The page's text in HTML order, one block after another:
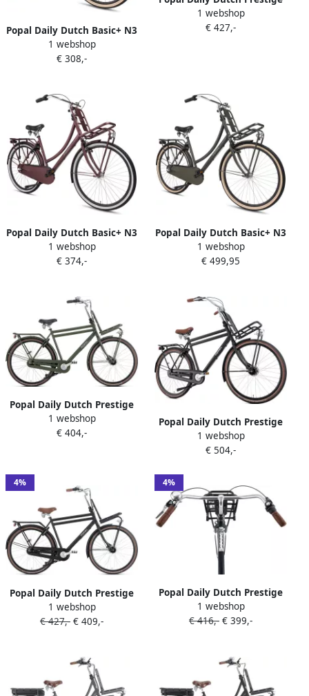
Popal Daily Dutch Basic+ N3
Transportfiets Stadsfiets
Dames 47 centimeter Army
1 webshop
€ 308,-
N7 Transportfiets Stadsfiets
Heren 50 centimeter Mat
1 webshop
€ 427,-
Popal Daily Dutch Basic+ N3
Transportfiets Stadsfiets
Dames 59 centimeter Oak
1 webshop
€ 374,-
Popal Daily Dutch Basic+ N3
Transportfiets Stadsfiets
Dames 59 centimeter Army
1 webshop
€ 499,95
Popal Daily Dutch Prestige
N7 Transportfiets Stadsfiets
Heren 50 centimeter Leger
1 webshop
€ 404,-
Popal Daily Dutch Prestige
N7 Transportfiets Stadsfiets
Heren 61 centimeter Mat
1 webshop
€ 504,-
4%
Popal Daily Dutch Prestige
N7 Transportfiets Stadsfiets
Heren 57 centimeter Mat
1 webshop
€ 427,- € 409,-
4%
Popal Daily Dutch Prestige
N3 VB Transportfiets
Stadsfiets Aluminium Frame
1 webshop
€ 416,- € 399,-